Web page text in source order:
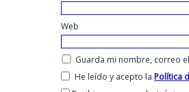
Web
Guarda mi nombre, correo
He leído y acepto laPolítica